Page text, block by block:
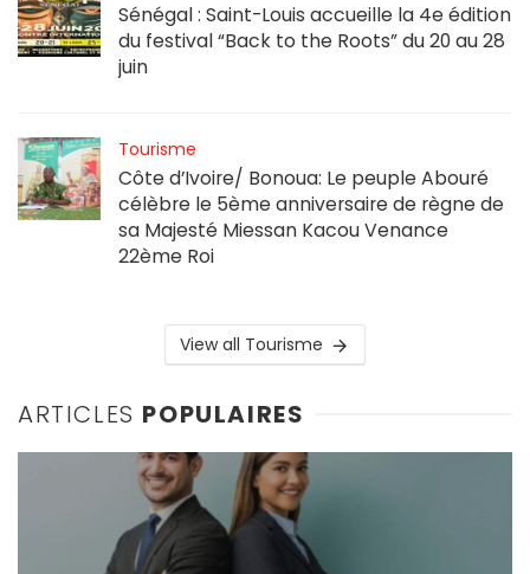
Sénégal : Saint-Louis accueille la 4e édition
du festival “Back to the Roots” du 20 au 28
juin
Tourisme
Côte d’Ivoire/ Bonoua: Le peuple Abouré
célèbre le 5ème anniversaire de règne de
sa Majesté Miessan Kacou Venance
22ème Roi
View all Tourisme
ARTICLES POPULAIRES